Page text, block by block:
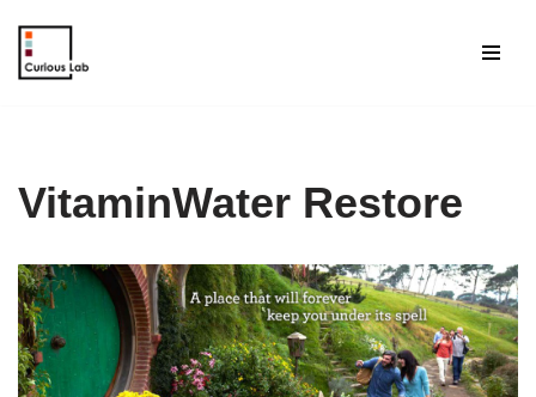
Aller
VitaminWater Restore